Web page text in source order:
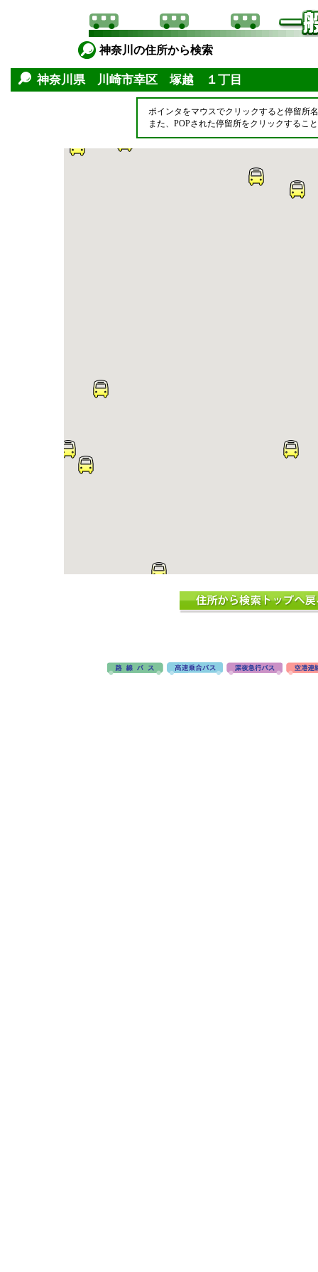
神奈川の住所から検索
神奈川県 川崎市幸区 塚越 １丁目
ポインタをマウスでクリックすると停留所
また、POPされた停留所をクリックするこ